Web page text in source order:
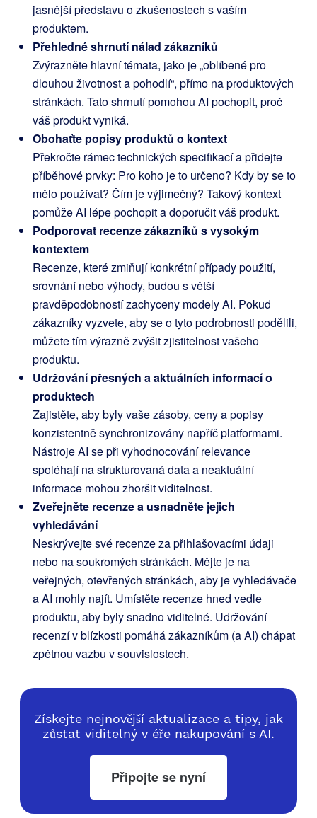
jasnější představu o zkušenostech s vaším
produktem.
Přehledné shrnutí nálad zákazníků
Zvýrazněte hlavní témata, jako je „oblíbené pro
dlouhou životnost a pohodlí“, přímo na produktových
stránkách. Tato shrnutí pomohou AI pochopit, proč
váš produkt vyniká.
Obohaťte popisy produktů o kontext
Překročte rámec technických specifikací a přidejte
příběhové prvky: Pro koho je to určeno? Kdy by se to
mělo používat? Čím je výjimečný? Takový kontext
pomůže AI lépe pochopit a doporučit váš produkt.
Podporovat recenze zákazníků s vysokým
kontextem
Recenze, které zmiňují konkrétní případy použití,
srovnání nebo výhody, budou s větší
pravděpodobností zachyceny modely AI. Pokud
zákazníky vyzvete, aby se o tyto podrobnosti podělili,
můžete tím výrazně zvýšit zjistitelnost vašeho
produktu.
Udržování přesných a aktuálních informací o
produktech
Zajistěte, aby byly vaše zásoby, ceny a popisy
konzistentně synchronizovány napříč platformami.
Nástroje AI se při vyhodnocování relevance
spoléhají na strukturovaná data a neaktuální
informace mohou zhoršit viditelnost.
Zveřejněte recenze a usnadněte jejich
vyhledávání
Neskrývejte své recenze za přihlašovacími údaji
nebo na soukromých stránkách. Mějte je na
veřejných, otevřených stránkách, aby je vyhledávače
a AI mohly najít. Umístěte recenze hned vedle
produktu, aby byly snadno viditelné. Udržování
recenzí v blízkosti pomáhá zákazníkům (a AI) chápat
zpětnou vazbu v souvislostech.
Získejte nejnovější aktualizace a tipy, jak
zůstat viditelný v éře nakupování s AI.
Připojte se nyní